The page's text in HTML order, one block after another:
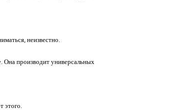
неизвестно.
Она производит универсальных
этого.